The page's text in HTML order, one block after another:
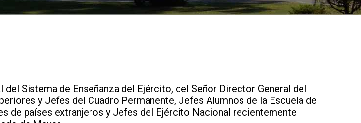
Sistema de Enseñanza del Ejército, del Señor Director General del
y Jefes del Cuadro Permanente, Jefes Alumnos de la Escuela de
de países extranjeros y Jefes del Ejército Nacional recientemente